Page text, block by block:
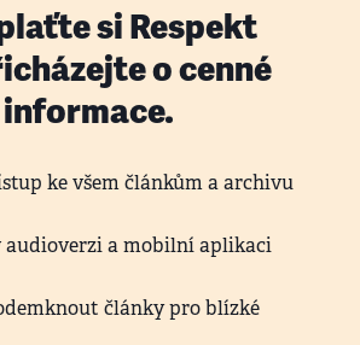
si Respekt
o cenné
informace.
ke všem článkům a archivu
audioverzi a mobilní aplikaci
články pro blízké